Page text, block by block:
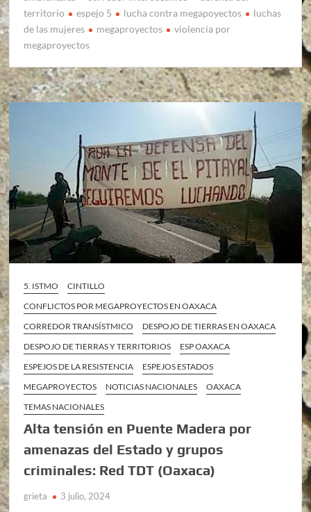
territorio
espejo 5 lucha contra megapoyectos
luchas
de las mujeres
megaproyectos
violencia por
megaproyectos
5. ISTMO
CINTILLO
CONFLICTOS POR MEGAPROYECTOS EN OAXACA
CORREDOR TRANSÍSTMICO
DESPOJO DE TIERRAS EN OAXACA
DESPOJO DE TIERRAS Y TERRITORIOS
ESP OAXACA
ESPEJOS DE LA RESISTENCIA
ESPEJOS ESTADOS
MEGAPROYECTOS
NOTICIAS NACIONALES
OAXACA
TEMAS NACIONALES
Alta tensión en Puente Madera por
amenazas del Estado y grupos
criminales: Red TDT (Oaxaca)
grieta 3 julio, 2024